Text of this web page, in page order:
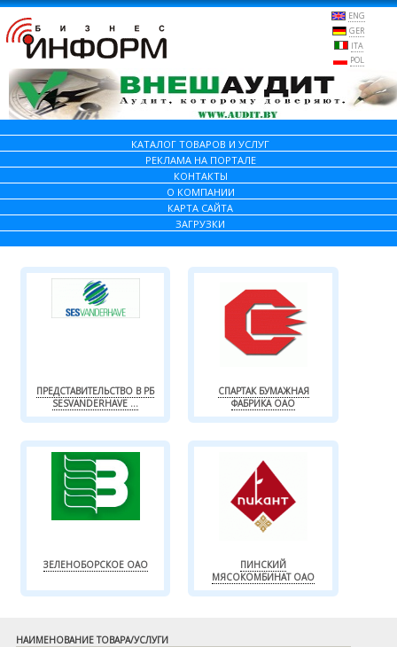
ENG
GER
ITA
POL
КАТАЛОГ ТОВАРОВ И УСЛУГ
РЕКЛАМА НА ПОРТАЛЕ
КОНТАКТЫ
О КОМПАНИИ
КАРТА САЙТА
ЗАГРУЗКИ
ПРЕДСТАВИТЕЛЬСТВО В РБ
SESVANDERHAVE ...
СПАРТАК БУМАЖНАЯ
ФАБРИКА ОАО
ЗЕЛЕНОБОРСКОЕ ОАО
ПИНСКИЙ
МЯСОКОМБИНАТ ОАО
НАИМЕНОВАНИЕ ТОВАРА/УСЛУГИ